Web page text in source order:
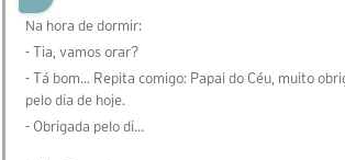
Na hora de dormir:
- Tia, vamos orar?
- Tá bom... Repita comigo: Papai do Céu, muito
pelo dia de hoje.
- Obrigada pelo di…